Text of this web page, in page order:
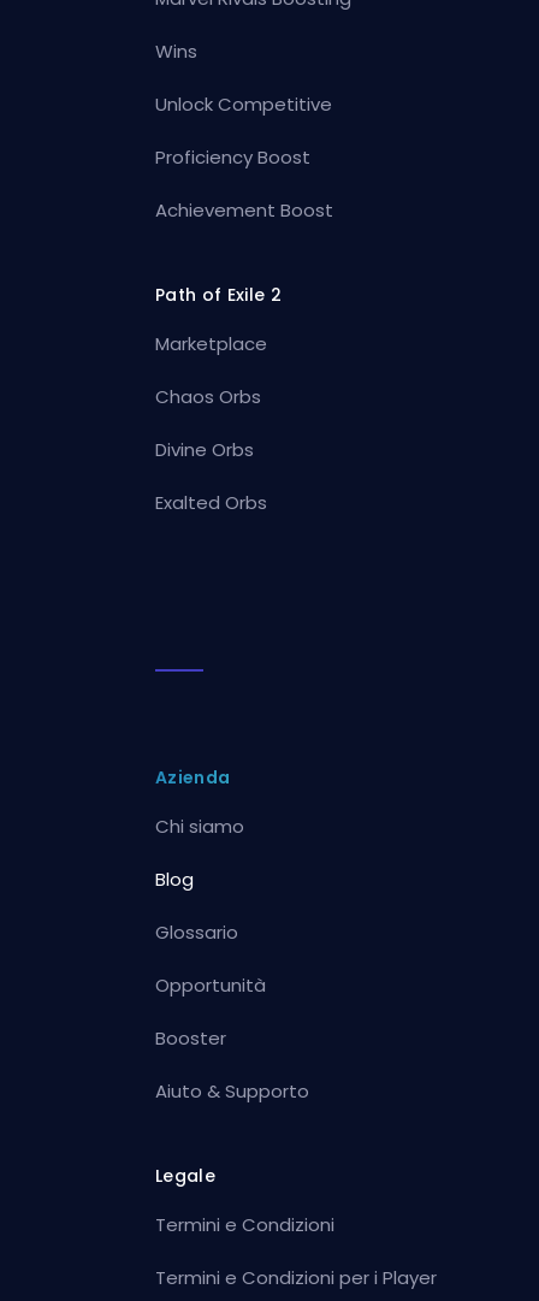
Wins
Unlock Competitive
Proficiency Boost
Achievement Boost
Path of Exile 2
Marketplace
Chaos Orbs
Divine Orbs
Exalted Orbs
Azienda
Chi siamo
Blog
Glossario
Opportunità
Booster
Aiuto & Supporto
Legale
Termini e Condizioni
Termini e Condizioni per i Player